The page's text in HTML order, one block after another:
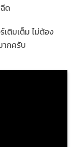
ด
เติมเต็ม ไม่ต้อง
กครับ